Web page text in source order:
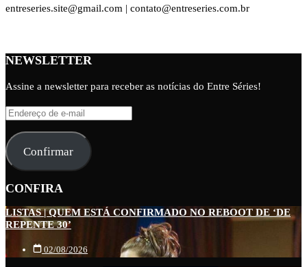
entreseries.site@gmail.com | contato@entreseries.com.br
NEWSLETTER
Assine a newsletter para receber as notícias do Entre Séries!
Endereço
e-
mail
Confirmar
CONFIRA
LISTAS | QUEM ESTÁ CONFIRMADO NO REBOOT DE ‘DE
REPENTE 30’
02/08/2026